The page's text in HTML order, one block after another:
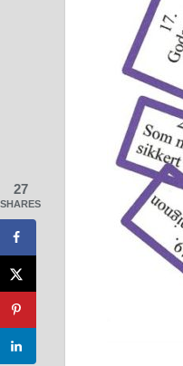
27
SHARES